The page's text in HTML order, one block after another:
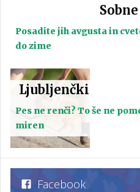
Posadite jih avgusta in
do zime
Ljubljenčki
Pes ne renči? To še ne
miren
Facebook